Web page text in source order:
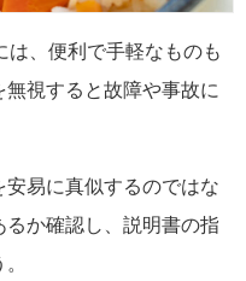
は、便利で手軽なものも
視すると故障や事故に
易に真似するのではな
るか確認し、説明書の指